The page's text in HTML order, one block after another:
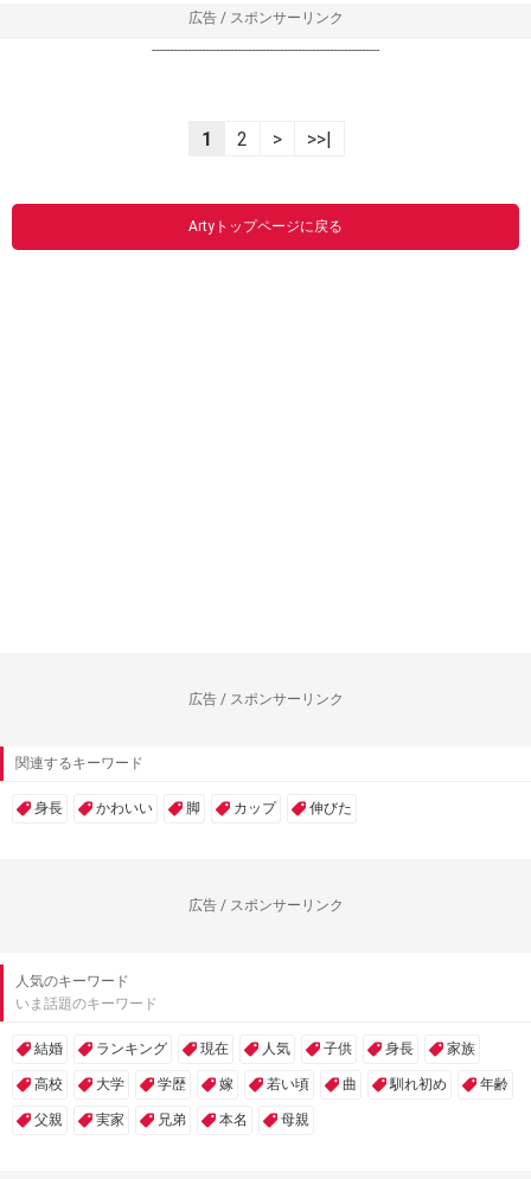
広告 / スポンサーリンク
----------------------------------------------------------------
1 2 > >>|
Artyトップページに戻る
広告 / スポンサーリンク
関連するキーワード
身長 かわいい 脚 カップ 伸びた
広告 / スポンサーリンク
人気のキーワード
いま話題のキーワード
結婚 ランキング 現在 人気 子供 身長 家族
高校 大学 学歴 嫁 若い頃 曲 馴れ初め 年齢
父親 実家 兄弟 本名 母親